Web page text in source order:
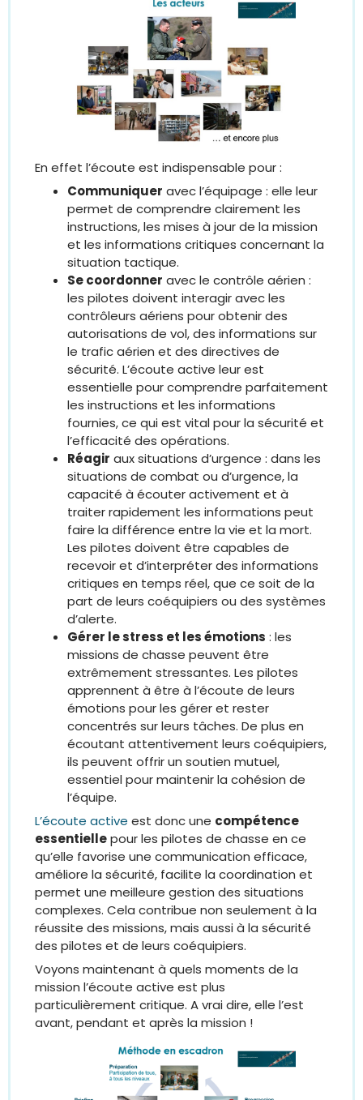
En effet l’écoute est indispensable pour :
Communiquer avec l’équipage : elle leur
permet de comprendre clairement les
instructions, les mises à jour de la mission
et les informations critiques concernant la
situation tactique.
Se coordonner avec le contrôle aérien :
les pilotes doivent interagir avec les
contrôleurs aériens pour obtenir des
autorisations de vol, des informations sur
le trafic aérien et des directives de
sécurité. L’écoute active leur est
essentielle pour comprendre parfaitement
les instructions et les informations
fournies, ce qui est vital pour la sécurité et
l’efficacité des opérations.
Réagir aux situations d’urgence : dans les
situations de combat ou d’urgence, la
capacité à écouter activement et à
traiter rapidement les informations peut
faire la différence entre la vie et la mort.
Les pilotes doivent être capables de
recevoir et d’interpréter des informations
critiques en temps réel, que ce soit de la
part de leurs coéquipiers ou des systèmes
d’alerte.
Gérer le stress et les émotions : les
missions de chasse peuvent être
extrêmement stressantes. Les pilotes
apprennent à être à l’écoute de leurs
émotions pour les gérer et rester
concentrés sur leurs tâches. De plus en
écoutant attentivement leurs coéquipiers,
ils peuvent offrir un soutien mutuel,
essentiel pour maintenir la cohésion de
l’équipe.
L’écoute active est donc une compétence
essentiellepour les pilotes de chasse en ce
qu’elle favorise une communication efficace,
améliore la sécurité, facilite la coordination et
permet une meilleure gestion des situations
complexes. Cela contribue non seulement à la
réussite des missions, mais aussi à la sécurité
des pilotes et de leurs coéquipiers.
Voyons maintenant à quels moments de la
mission l’écoute active est plus
particulièrement critique. A vrai dire, elle l’est
avant, pendant et après la mission !